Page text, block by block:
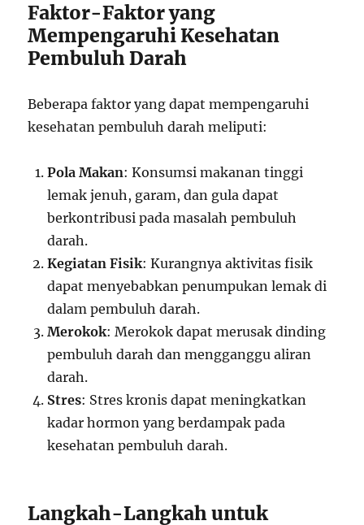
Faktor-Faktor yang
Mempengaruhi Kesehatan
Pembuluh Darah
Beberapa faktor yang dapat mempengaruhi
kesehatan pembuluh darah meliputi:
Pola Makan: Konsumsi makanan tinggi
lemak jenuh, garam, dan gula dapat
berkontribusi pada masalah pembuluh
darah.
Kegiatan Fisik: Kurangnya aktivitas fisik
dapat menyebabkan penumpukan lemak di
dalam pembuluh darah.
Merokok: Merokok dapat merusak dinding
pembuluh darah dan mengganggu aliran
darah.
Stres: Stres kronis dapat meningkatkan
kadar hormon yang berdampak pada
kesehatan pembuluh darah.
Langkah-Langkah untuk